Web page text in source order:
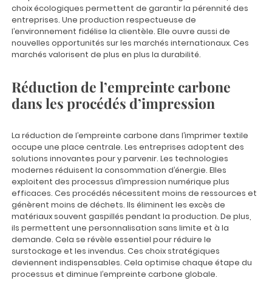
choix écologiques permettent de garantir la pérennité des
entreprises. Une production respectueuse de
l’environnement fidélise la clientèle. Elle ouvre aussi de
nouvelles opportunités sur les marchés internationaux. Ces
marchés valorisent de plus en plus la durabilité.
Réduction de l’empreinte carbone
dans les procédés d’impression
La réduction de l’empreinte carbone dans l’imprimer textile
occupe une place centrale. Les entreprises adoptent des
solutions innovantes pour y parvenir. Les technologies
modernes réduisent la consommation d’énergie. Elles
exploitent des processus d’impression numérique plus
efficaces. Ces procédés nécessitent moins de ressources et
génèrent moins de déchets. Ils éliminent les excès de
matériaux souvent gaspillés pendant la production. De plus,
ils permettent une personnalisation sans limite et à la
demande. Cela se révèle essentiel pour réduire le
surstockage et les invendus. Ces choix stratégiques
deviennent indispensables. Cela optimise chaque étape du
processus et diminue l’empreinte carbone globale.